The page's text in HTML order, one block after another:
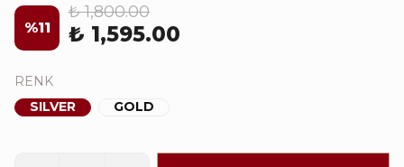
%11
₺ 1,800.00
₺ 1,595.00
RENK
SILVER
GOLD